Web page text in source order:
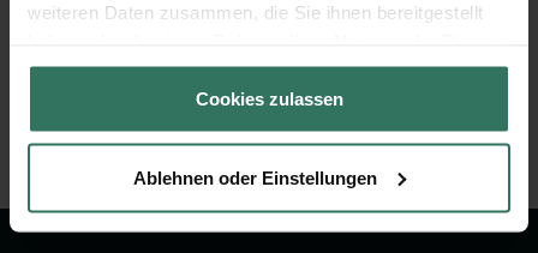
weiteren Daten zusammen, die Sie ihnen bereitgestellt
gesammelt haben.
Cookies zulassen
Ablehnen oder Einstellungen
W. Häder
Hermann-Löns-Str. 39
48268 Greven